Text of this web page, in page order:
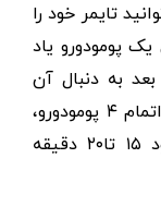
تایمر خود را
پومودورو یاد
و بعد به دنبال آن
استراحت کوتاهی داشته‌باشید. پس از اتمام ۴ پومودورو،
استراحتی طولانی داشته‌باشید که حدود ۱۵ تا۲۰ دقیقه